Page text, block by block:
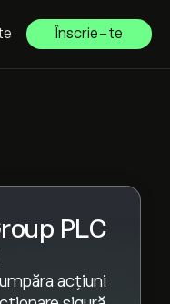
Înscrie-te
PLC
acțiuni